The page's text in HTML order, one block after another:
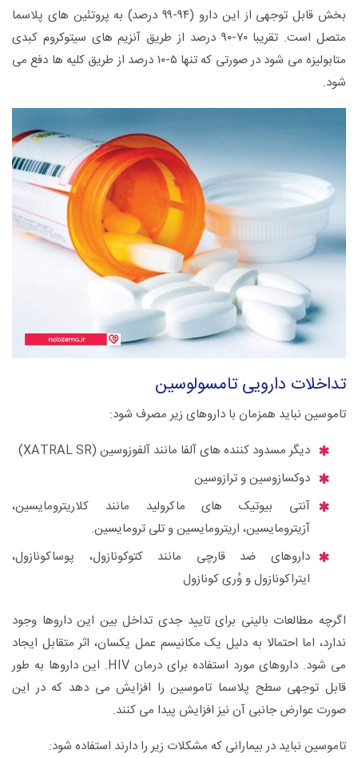
بخش قابل توجهی از این دارو (۹۴-۹۹ درصد) به پروتئین های پلاسما
متصل است. تقریبا ۷۰-۹۰ درصد از طریق آنزیم های سیتوکروم کبدی
متابولیزه می شود در صورتی که تنها ۵-۱۰ درصد از طریق کلیه ها دفع می
شود.
تداخلات دارویی تامسولوسین
تاموسین نباید همزمان با داروهای زیر مصرف شود:
دیگر مسدود کننده های آلفا مانند آلفوزوسین (XATRAL SR)
دوکسازوسین و ترازوسین
آنتی بیوتیک های ماکرولید مانند کلاریترومایسین،
آزیترومایسین، اریترومایسین و تلی ترومایسین.
داروهای ضد قارچی مانند کتوکونازول، پوساکونازول،
ایتراکونازول و وُری کونازول
اگرچه مطالعات بالینی برای تایید جدی تداخل بین این داروها وجود
ندارد، اما احتمالا به دلیل یک مکانیسم عمل یکسان، اثر متقابل ایجاد
می شود. داروهای مورد استفاده برای درمان HIV. این داروها به طور
قابل توجهی سطح پلاسما تاموسین را افزایش می دهد که در این
صورت عوارض جانبی آن نیز افزایش پیدا می کنند.
تاموسین نباید در بیمارانی که مشکلات زیر را دارند استفاده شود: